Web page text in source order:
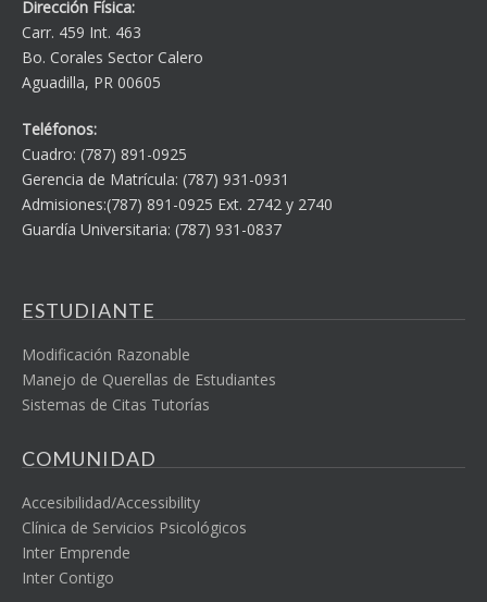
Dirección Física:
Carr. 459 Int. 463
Bo. Corales Sector Calero
Aguadilla, PR 00605
Teléfonos:
Cuadro: (787) 891-0925
Gerencia de Matrícula: (787) 931-0931
Admisiones:(787) 891-0925 Ext. 2742 y 2740
Guardía Universitaria: (787) 931-0837
ESTUDIANTE
Modificación Razonable
Manejo de Querellas de Estudiantes
Sistemas de Citas Tutorías
COMUNIDAD
Accesibilidad/Accessibility
Clínica de Servicios Psicológicos
Inter Emprende
Inter Contigo